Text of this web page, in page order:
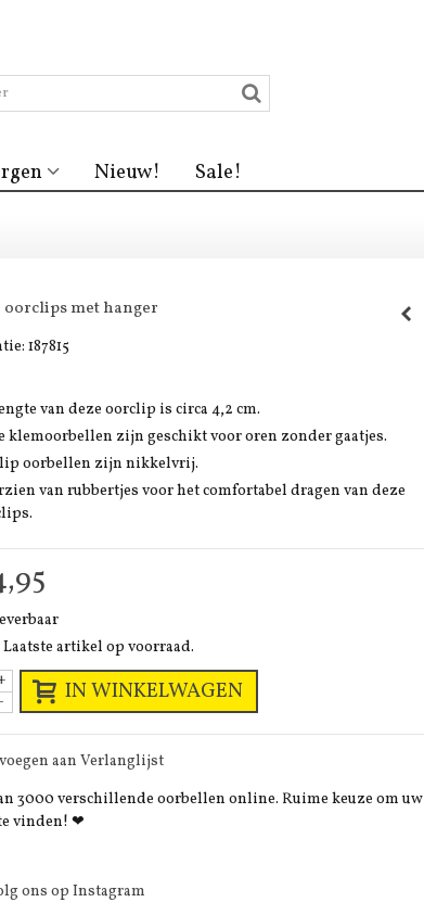
Nieuw! Sale!
oorclips met hanger
187815
van deze oorclip is circa 4,2 cm.
klemoorbellen zijn geschikt voor oren zonder gaatjes.
oorbellen zijn nikkelvrij.
van rubbertjes voor het comfortabel dragen van deze
artikel op voorraad.
- IN WINKELWAGEN
aan Verlanglijst
3000 verschillende oorbellen online. Ruime keuze om uw
vinden! ❤
ons op Instagram